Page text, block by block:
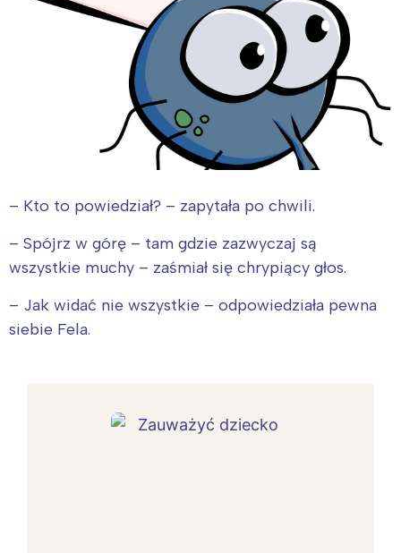
– Kto to powiedział? – zapytała po chwili.
– Spójrz w górę – tam gdzie zazwyczaj są
wszystkie muchy – zaśmiał się chrypiący głos.
– Jak widać nie wszystkie – odpowiedziała pewna
siebie Fela.